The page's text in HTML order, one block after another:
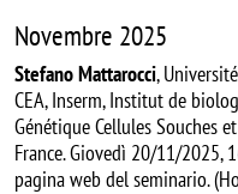
Novembre 2025
Stefano Mattarocci,
CEA, Inserm, Institut de
Génétique Cellules Souches
France. Giovedì 20/11/2025,
pagina web del seminario.